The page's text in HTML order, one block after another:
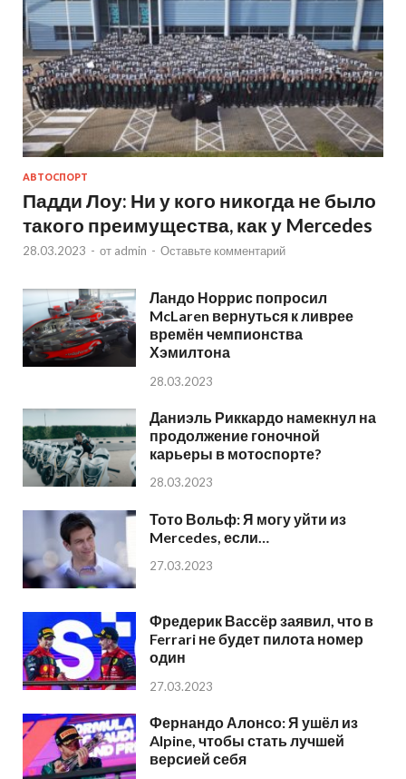
АВТОСПОРТ
Падди Лоу: Ни у кого никогда не было
такого преимущества, как у Mercedes
28.03.2023 - от admin - Оставьте комментарий
Ландо Норрис попросил
McLaren вернуться к ливрее
времён чемпионства
Хэмилтона
28.03.2023
Даниэль Риккардо намекнул на
продолжение гоночной
карьеры в мотоспорте?
28.03.2023
Тото Вольф: Я могу уйти из
Mercedes, если…
27.03.2023
Фредерик Вассёр заявил, что в
Ferrari не будет пилота номер
один
27.03.2023
Фернандо Алонсо: Я ушёл из
Alpine, чтобы стать лучшей
версией себя